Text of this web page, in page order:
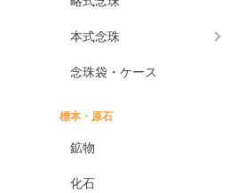
本式念珠
念珠袋・ケース
標本・原石
鉱物
化石